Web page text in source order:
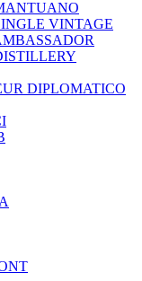
VINTAGE
DIPLOMATICO